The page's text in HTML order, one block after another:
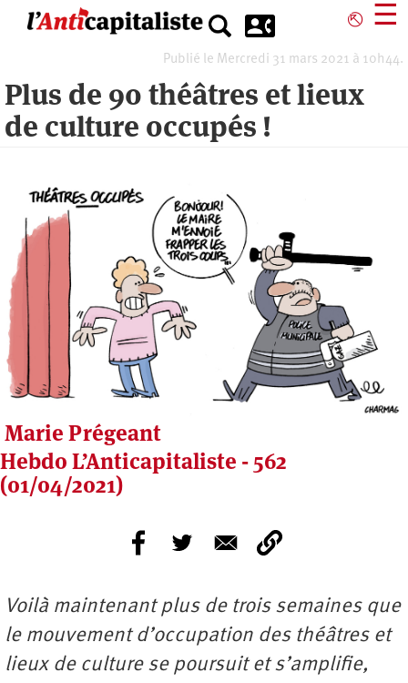
⎋ ☰
Publié le Mercredi 31 mars 2021 à 10h44.
Plus de 90 théâtres et lieux
de culture occupés !
Marie Prégeant
Hebdo L’Anticapitaliste - 562
(01/04/2021)
Voilà maintenant plus de trois semaines que
le mouvement d’occupation des théâtres et
lieux de culture se poursuit et s’amplifie,